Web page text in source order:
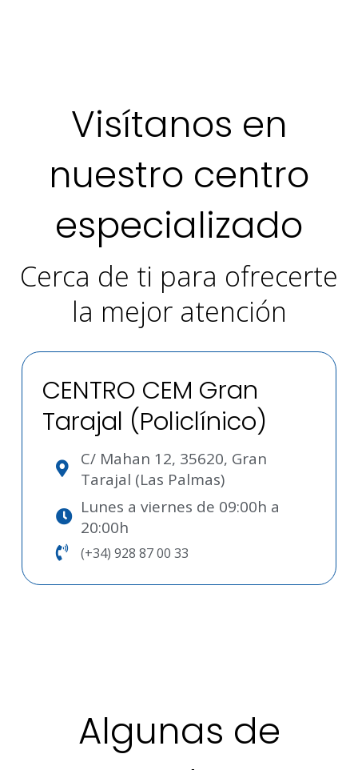
Visítanos en
nuestro centro
especializado
Cerca de ti para ofrecerte
la mejor atención
CENTRO CEM Gran
Tarajal (Policlínico)
C/ Mahan 12, 35620, Gran
Tarajal (Las Palmas)
Lunes a viernes de 09:00h a
20:00h
(+34) 928 87 00 33
Algunas de